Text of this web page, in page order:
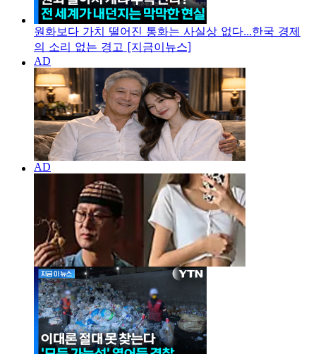
원화보다 가치 떨어진 통화는 사실상 없다...한국 경제
의 소리 없는 경고 [지금이뉴스]